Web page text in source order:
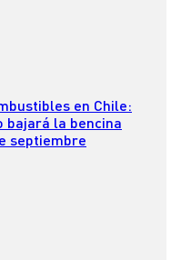
en Chile:
bajará la bencina
septiembre